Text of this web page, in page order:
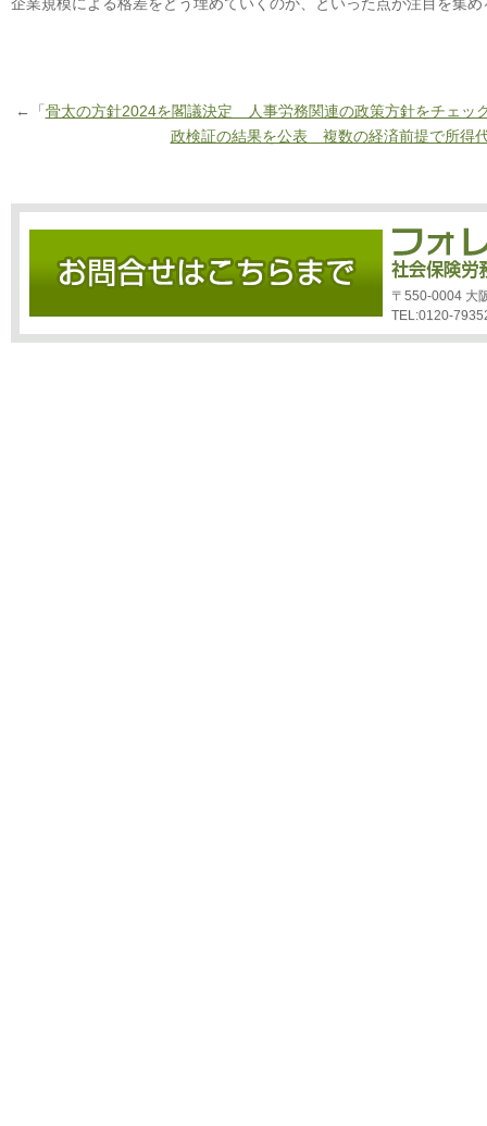
←「 骨太の方針2024を閣議決定 人事労務関連の政策方針をチェッ
政検証の結果を公表 複数の経済前提で所得
〒550-0004 大
TEL:0120-